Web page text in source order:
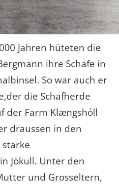
Jahren hüteten die
ihre Schafe in
So war auch er
die Schafherde
der Farm Klængshóll
draussen in den
Jökull. Unter den
und Grosseltern,